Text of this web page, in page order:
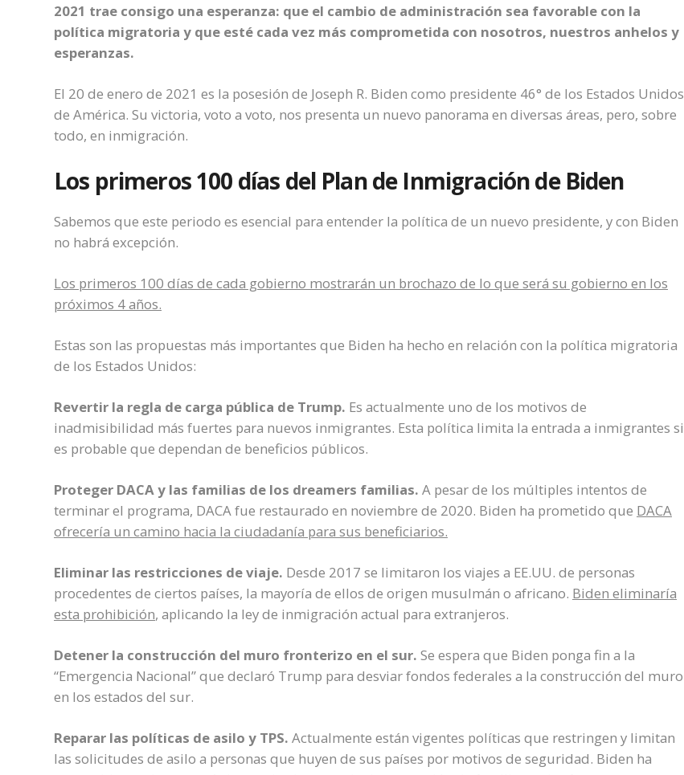
2021 trae consigo una esperanza: que el cambio de administración sea favorable con la
política migratoria y que esté cada vez más comprometida con nosotros, nuestros anhelos y
esperanzas.
El 20 de enero de 2021 es la posesión de Joseph R. Biden como presidente 46° de los Estados Unidos
de América. Su victoria, voto a voto, nos presenta un nuevo panorama en diversas áreas, pero, sobre
todo, en inmigración.
Los primeros 100 días del Plan de Inmigración de Biden
Sabemos que este periodo es esencial para entender la política de un nuevo presidente, y con Biden
no habrá excepción.
Los primeros 100 días de cada gobierno mostrarán un brochazo de lo que será su gobierno en los
próximos 4 años.
Estas son las propuestas más importantes que Biden ha hecho en relación con la política migratoria
de los Estados Unidos:
Revertir la regla de carga pública de Trump. Es actualmente uno de los motivos de
inadmisibilidad más fuertes para nuevos inmigrantes. Esta política limita la entrada a inmigrantes si
es probable que dependan de beneficios públicos.
Proteger DACA y las familias de los dreamers familias. A pesar de los múltiples intentos de
terminar el programa, DACA fue restaurado en noviembre de 2020. Biden ha prometido que DACA
ofrecería un camino hacia la ciudadanía para sus beneficiarios.
Eliminar las restricciones de viaje. Desde 2017 se limitaron los viajes a EE.UU. de personas
procedentes de ciertos países, la mayoría de ellos de origen musulmán o africano. Biden eliminaría
esta prohibición, aplicando la ley de inmigración actual para extranjeros.
Detener la construcción del muro fronterizo en el sur. Se espera que Biden ponga fin a la
“Emergencia Nacional” que declaró Trump para desviar fondos federales a la construcción del muro
en los estados del sur.
Reparar las políticas de asilo y TPS. Actualmente están vigentes políticas que restringen y limitan
las solicitudes de asilo a personas que huyen de sus países por motivos de seguridad. Biden ha